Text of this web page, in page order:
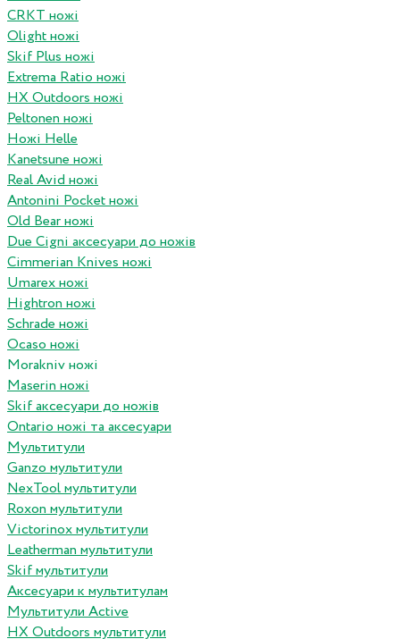
CRKT ножі
Olight ножі
Skif Plus ножі
Extrema Ratio ножі
HX Outdoors ножі
Peltonen ножі
Ножі Helle
Kanetsune ножі
Real Avid ножі
Antonini Pocket ножі
Old Bear ножі
Due Cigni аксесуари до ножів
Cimmerian Knives ножі
Umarex ножі
Hightron ножі
Schrade ножі
Ocaso ножі
Morakniv ножі
Maserin ножі
Skif аксесуари до ножів
Ontario ножі та аксесуари
Мультитули
Ganzo мультитули
NexTool мультитули
Roxon мультитули
Victorinox мультитули
Leatherman мультитули
Skif мультитули
Аксесуари к мультитулам
Мультитули Active
HX Outdoors мультитули